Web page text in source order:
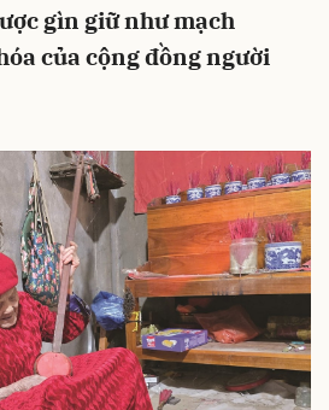
gìn giữ như mạch
của cộng đồng người